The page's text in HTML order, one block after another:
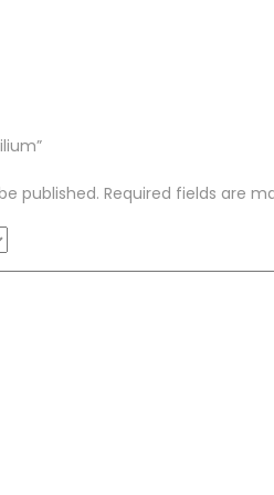
published. Required fields are